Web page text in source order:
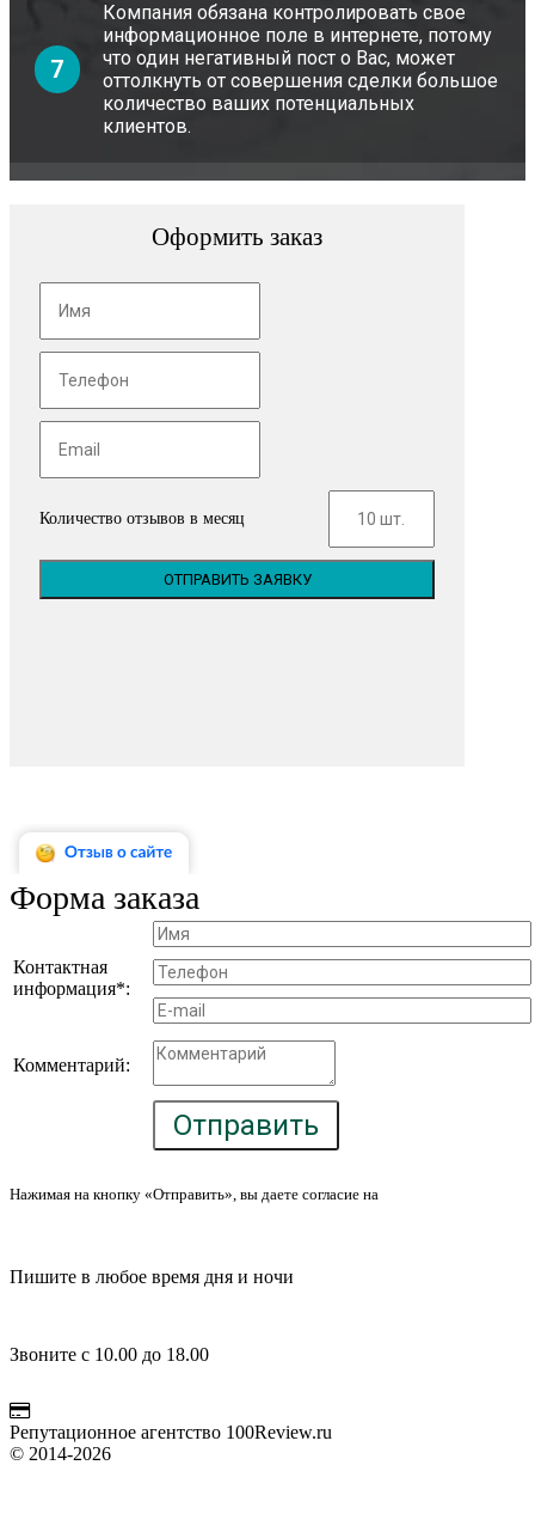
7
Компания обязана контролировать свое
информационное поле в интернете, потому
что один негативный пост о Вас, может
оттолкнуть от совершения сделки большое
количество ваших потенциальных
клиентов.
Оформить заказ
Количество отзывов в месяц
ОТПРАВИТЬ ЗАЯВКУ
Форма заказа
Контактная
информация*:
Комментарий:
Отправить
Нажимая на кнопку «Отправить», вы даете согласие на
Пишите в любое время дня и ночи
Звоните с 10.00 до 18.00
Репутационное агентство 100Review.ru
© 2014-2026